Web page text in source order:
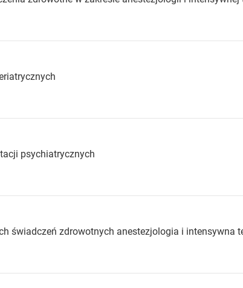
psychiatrycznych
świadczeń zdrowotnych anestezjologia i intensywna